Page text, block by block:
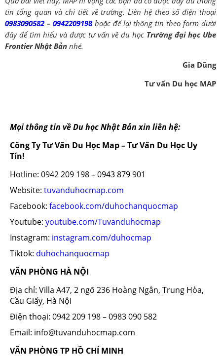
tin tổng quan và chi tiết về trường. Liên hệ theo số điện thoại
0983090582 – 0942209198hoặc để lại thông tin theo form dưới
đây để tìm hiểu và được tư vấn về du học Trường đại học Ube
Frontier Nhật Bản nhé.
Gia Dũng
Tư vấn Du học MAP
Mọi thông tin về Du học Nhật Bản xin liên hệ:
Công Ty Tư Vấn Du Học Map – Tư Vấn Du Học Uy
Tín!
Hotline: 0942 209 198 – 0943 879 901
Website: tuvanduhocmap.com
Facebook: facebook.com/duhochanquocmap
Youtube: youtube.com/Tuvanduhocmap
Instagram: instagram.com/duhocmap
Tiktok: duhochanquocmap
VĂN PHÒNG HÀ NỘI
Địa chỉ: Villa A47, 2 ngõ 236 Hoàng Ngân, Trung Hòa,
Cầu Giấy, Hà Nội
Điện thoại: 0942 209 198 – 0983 090 582
Email: info@tuvanduhocmap.com
VĂN PHÒNG TP HỒ CHÍ MINH